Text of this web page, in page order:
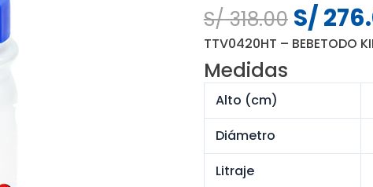
S/318.00 El
precio
era:
S/
S/
TTV0420HT – BEBETODO
Medidas
Alto (cm)
Diámetro
Litraje